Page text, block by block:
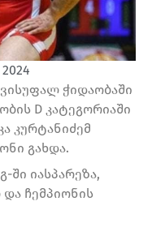
ჭიდაობაში
D კატეგორიაში
კურტანიძემ
გახდა.
ში იასპარეზა,
და ჩემპიონის